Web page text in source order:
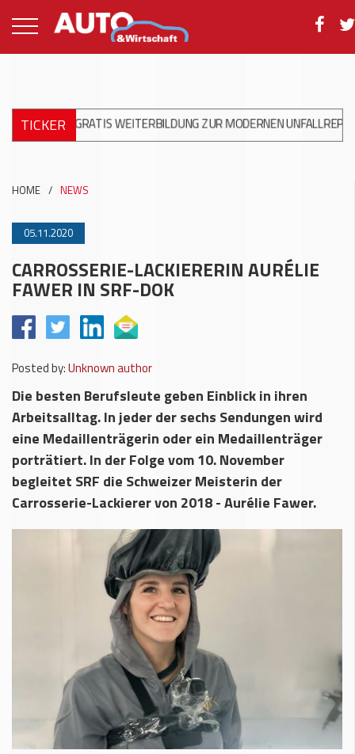
TICKER
GRATIS WEITERBILDUNG ZUR MODERNEN UNFALLREPARATUR
HOME / NEWS
05.11.2020
CARROSSERIE-LACKIERERIN AURÉLIE
FAWER IN SRF-DOK
Posted by:Unknown author
Die besten Berufsleute geben Einblick in ihren
Arbeitsalltag. In jeder der sechs Sendungen wird
eine Medaillenträgerin oder ein Medaillenträger
porträtiert. In der Folge vom 10. November
begleitet SRF die Schweizer Meisterin der
Carrosserie-Lackierer von 2018 - Aurélie Fawer.